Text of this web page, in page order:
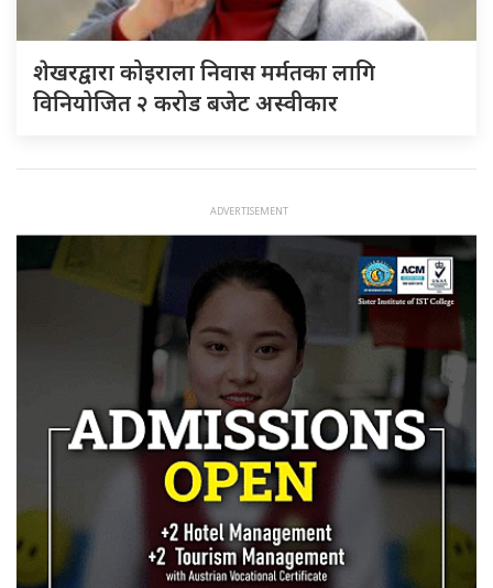
शेखरद्वारा कोइराला निवास मर्मतका लागि
विनियोजित २ करोड बजेट अस्वीकार